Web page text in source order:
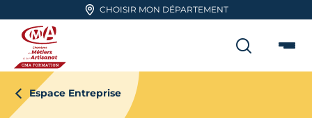
Aller en haut de pageCHOISIR MON DÉPARTEMENT
CMA FORMATION
Espace Entreprise